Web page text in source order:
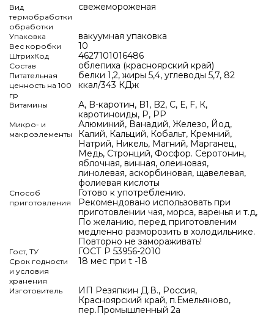
Вид
термобработки
обработки
свежемороженая
Упаковка вакуумная упаковка
Вес коробки 10
ШтрихКод 4627101016486
Состав облепиха (красноярский край)
Питательная
ценность на 100
гр
белки 1,2, жиры 5,4, углеводы 5,7, 82
ккал/343 КДж
Витамины
А, B-каротин, B1, B2, C, Е, F, К,
каротиноиды, Р, РР
Микро- и
макроэлементы
Алюминий, Ванадий, Железо, Йод,
Калий, Кальций, Кобальт, Кремний,
Натрий, Никель, Магний, Марганец,
Медь, Стронций, Фосфор. Серотонин,
яблочная, винная, олеиновая,
линолевая, аскорбиновая, щавелевая,
фолиевая кислоты
Способ
приготовления
Готово к употреблению.
Рекомендовано использовать при
приготовлении чая, морса, варенья и т.д,
По желанию, перед приготовленим
медленно разморозить в холодильнике.
Повторно не замораживать!
Гост, ТУ ГОСТ Р 53956-2010
Срок годности
и условия
хранения
18 мес при t -18
Изготовитель
ИП Резяпкин Д.В., Россия,
Красноярский край, п.Емельяново,
пер.Промышленный 2а